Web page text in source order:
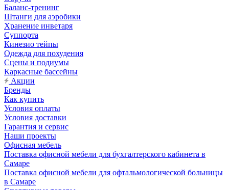
Баланс-тренинг
Штанги для аэробики
Хранение инветаря
Суппорта
Кинезио тейпы
Одежда для похудения
Сцены и подиумы
Каркасные бассейны
Акции
Бренды
Как купить
Условия оплаты
Условия доставки
Гарантия и сервис
Наши проекты
Офисная мебель
Поставка офисной мебели для бухгалтерского кабинета в
Самаре
Поставка офисной мебели для офтальмологической больницы
в Самаре